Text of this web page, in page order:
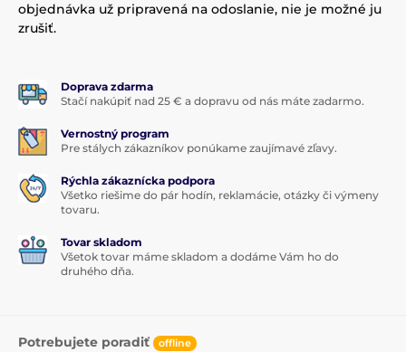
objednávka už pripravená na odoslanie, nie je možné ju
zrušiť.
Doprava zdarma
Stačí nakúpiť nad 25 € a dopravu od nás máte zadarmo.
Vernostný program
Pre stálych zákazníkov ponúkame zaujímavé zľavy.
Rýchla zákaznícka podpora
Všetko riešime do pár hodín, reklamácie, otázky či výmeny
tovaru.
Tovar skladom
Všetok tovar máme skladom a dodáme Vám ho do
druhého dňa.
Potrebujete poradiť offline